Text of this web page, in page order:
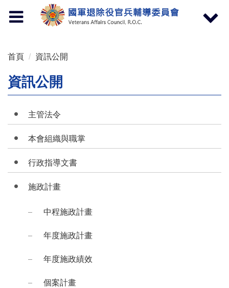
Toggle
navigation
Toggle
首頁 資訊公開
資訊公開
主管法令
本會組織與職掌
行政指導文書
施政計畫
中程施政計畫
年度施政計畫
年度施政績效
個案計畫